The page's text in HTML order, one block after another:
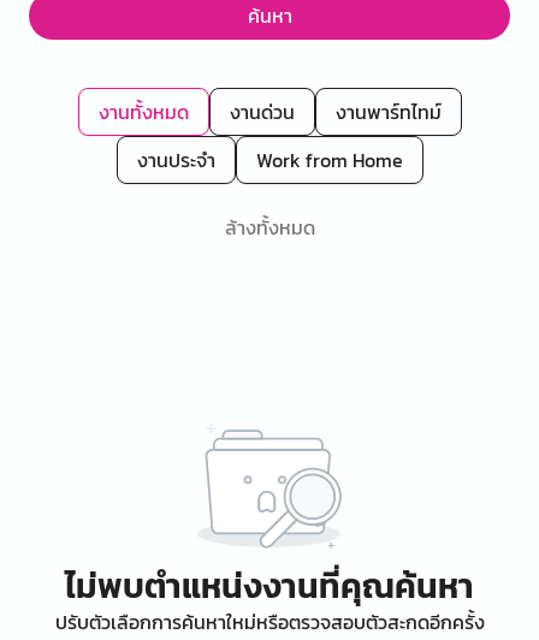
ค้นหา
งานทั้งหมด งานด่วน
งานพาร์ทไทม์
งานประจำ
Work from Home
ล้างทั้งหมด
ไม่พบตำแหน่งงานที่คุณค้นหา
ปรับตัวเลือกการค้นหาใหม่หรือตรวจสอบตัวสะกดอีกครั้ง